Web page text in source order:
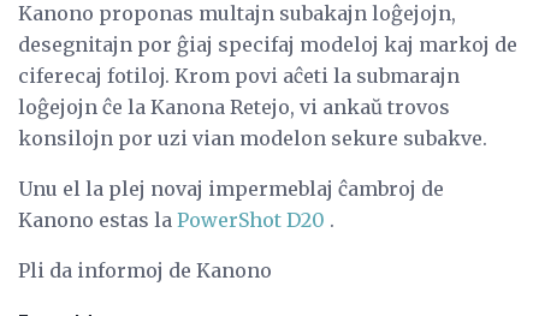
Kanono proponas multajn subakajn loĝejojn,
desegnitajn por ĝiaj specifaj modeloj kaj markoj de
ciferecaj fotiloj. Krom povi aĉeti la submarajn
loĝejojn ĉe la Kanona Retejo, vi ankaŭ trovos
konsilojn por uzi vian modelon sekure subakve.
Unu el la plej novaj impermeblaj ĉambroj de
Kanono estas la PowerShot D20 .
Pli da informoj de Kanono